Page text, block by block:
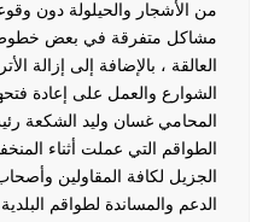
من الأشجار والحيلولة دون
مشاكل متفرقة في بعض خطوط
العالقة ، بالإضافة إلى إزالة
الشوارع والعمل على إعادة
المحامي غسان وليد الشكعة
الطواقم التي عملت أثناء
الجزيل لكافة المقاولين وأصحاب
الدعم والمساندة لطواقم